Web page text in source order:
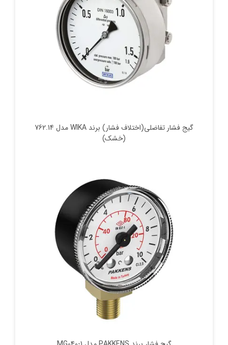
گیج فشار تفاضلی(اختلاف فشار) برند WIKA مدل 762.14
(خشک)